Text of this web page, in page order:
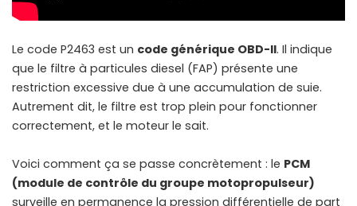
Le code P2463 est un code générique OBD-II. Il indique
que le filtre à particules diesel (FAP) présente une
restriction excessive due à une accumulation de suie.
Autrement dit, le filtre est trop plein pour fonctionner
correctement, et le moteur le sait.
Voici comment ça se passe concrètement : le PCM
(module de contrôle du groupe motopropulseur)
surveille en permanence la pression différentielle de part